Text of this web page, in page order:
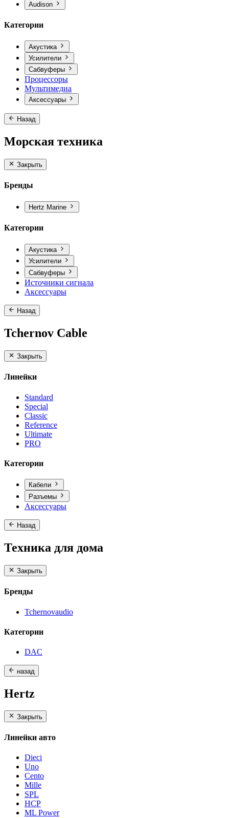
Audison
Категории
Акустика
Усилители
Сабвуферы
Процессоры
Мультимедиа
Аксессуары
Назад
Морская техника
Закрыть
Бренды
Hertz Marine
Категории
Акустика
Усилители
Сабвуферы
Источники сигнала
Аксессуары
Назад
Tchernov Cable
Закрыть
Линейки
Standard
Special
Classic
Reference
Ultimate
PRO
Категории
Кабели
Разъемы
Аксессуары
Назад
Техника для дома
Закрыть
Бренды
Tchernovaudio
Категории
DAC
назад
Hertz
Закрыть
Линейки авто
Dieci
Uno
Cento
Mille
SPL
HCP
ML Power